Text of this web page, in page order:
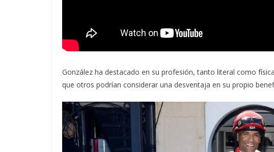
González ha destacado en su profesión, tanto literal como
que otros podrían considerar una desventaja en su propio